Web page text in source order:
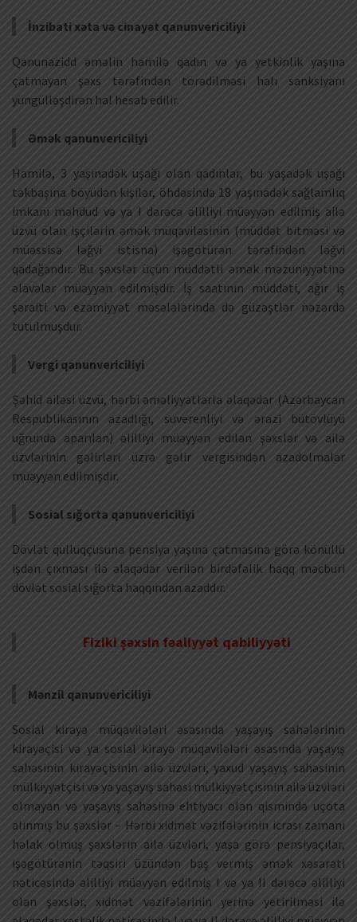
İnzibati xəta və cinayət qanunvericiliyi
Qanunazidd əməlin hamilə qadın və ya yetkinlik yaşına
çatmayan şəxs tərəfindən törədilməsi halı sanksiyanı
yüngülləşdirən hal hesab edilir.
Əmək qanunvericiliyi
Hamilə, 3 yaşınadək uşağı olan qadınlar, bu yaşadək uşağı
təkbaşına böyüdən kişilər, öhdəsində 18 yaşınadək sağlamlıq
imkanı məhdud və ya I dərəcə əlilliyi müəyyən edilmiş ailə
üzvü olan işçilərin əmək müqaviləsinin (müddət bitməsi və
müəssisə ləğvi istisna) işəgötürən tərəfindən ləğvi
qadağandır. Bu şəxslər üçün müddətli əmək məzuniyyətinə
əlavələr müəyyən edilmişdir. İş saatının müddəti, ağır iş
şəraiti və ezamiyyət məsələlərində də güzəştlər nəzərdə
tutulmuşdur.
Vergi qanunvericiliyi
Şəhid ailəsi üzvü, hərbi əməliyyatlarla əlaqədar (Azərbaycan
Respublikasının azadlığı, suverenliyi və ərazi bütövlüyü
uğrunda aparılan) əlilliyi müəyyən edilən şəxslər və ailə
üzvlərinin gəlirləri üzrə gəlir vergisindən azadolmalar
müəyyən edilmişdir.
Sosial sığorta qanunvericiliyi
Dövlət qulluqçusuna pensiya yaşına çatmasına görə könüllü
işdən çıxması ilə əlaqədar verilən birdəfəlik haqq məcburi
dövlət sosial sığorta haqqından azaddır.
Fiziki şəxsin fəaliyyət qabiliyyəti
Mənzil qanunvericiliyi
Sosial kirayə müqavilələri əsasında yaşayış sahələrinin
kirayəçisi və ya sosial kirayə müqavilələri əsasında yaşayış
sahəsinin kirayəçisinin ailə üzvləri, yaxud yaşayış sahəsinin
mülkiyyətçisi və ya yaşayış sahəsi mülkiyyətçisinin ailə üzvləri
olmayan və yaşayış sahəsinə ehtiyacı olan qismində uçota
alınmış bu şəxslər – Hərbi xidmət vəzifələrinin icrası zamanı
həlak olmuş şəxslərin ailə üzvləri, yaşa görə pensiyaçılar,
işəgötürənin təqsiri üzündən baş vermiş əmək xəsarəti
nəticəsində əlilliyi müəyyən edilmiş I və ya II dərəcə əlilliyi
olan şəxslər, xidmət vəzifələrinin yerinə yetirilməsi ilə